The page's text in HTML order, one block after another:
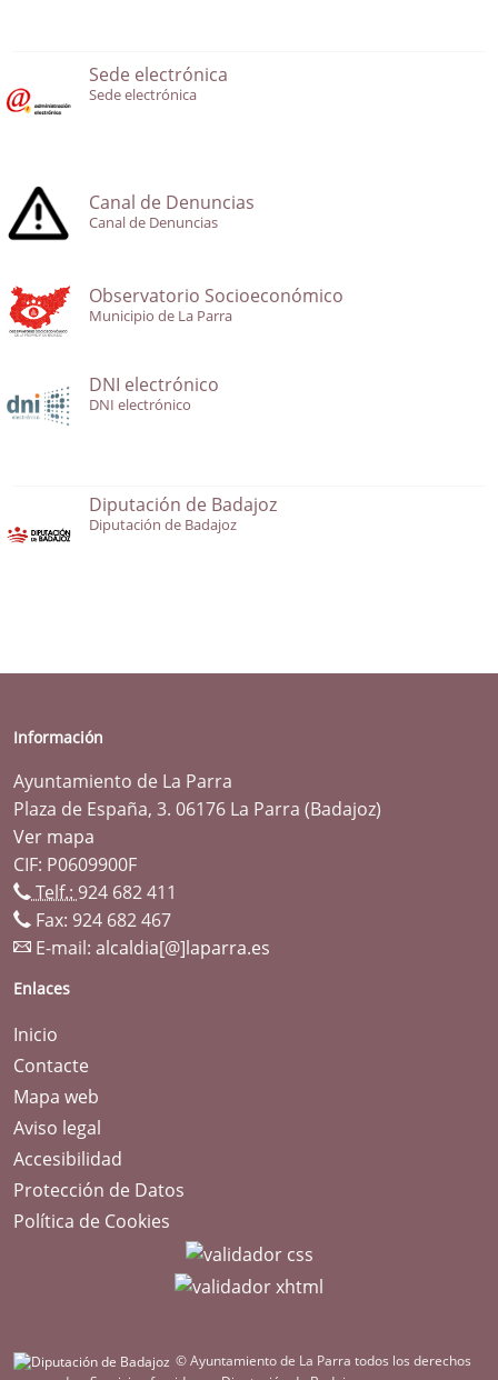
Sede electrónica
Sede electrónica
Canal de Denuncias
Canal de Denuncias
Observatorio Socioeconómico
Municipio de La Parra
DNI electrónico
DNI electrónico
Diputación de Badajoz
Diputación de Badajoz
Información
Ayuntamiento de La Parra
Plaza de España, 3. 06176 La Parra (Badajoz)
Ver mapa
CIF: P0609900F
Telf.: 924 682 411
Fax: 924 682 467
E-mail: alcaldia[@]laparra.es
Enlaces
Inicio
Contacte
Mapa web
Aviso legal
Accesibilidad
Protección de Datos
Política de Cookies
© Ayuntamiento de La Parra todos los derechos